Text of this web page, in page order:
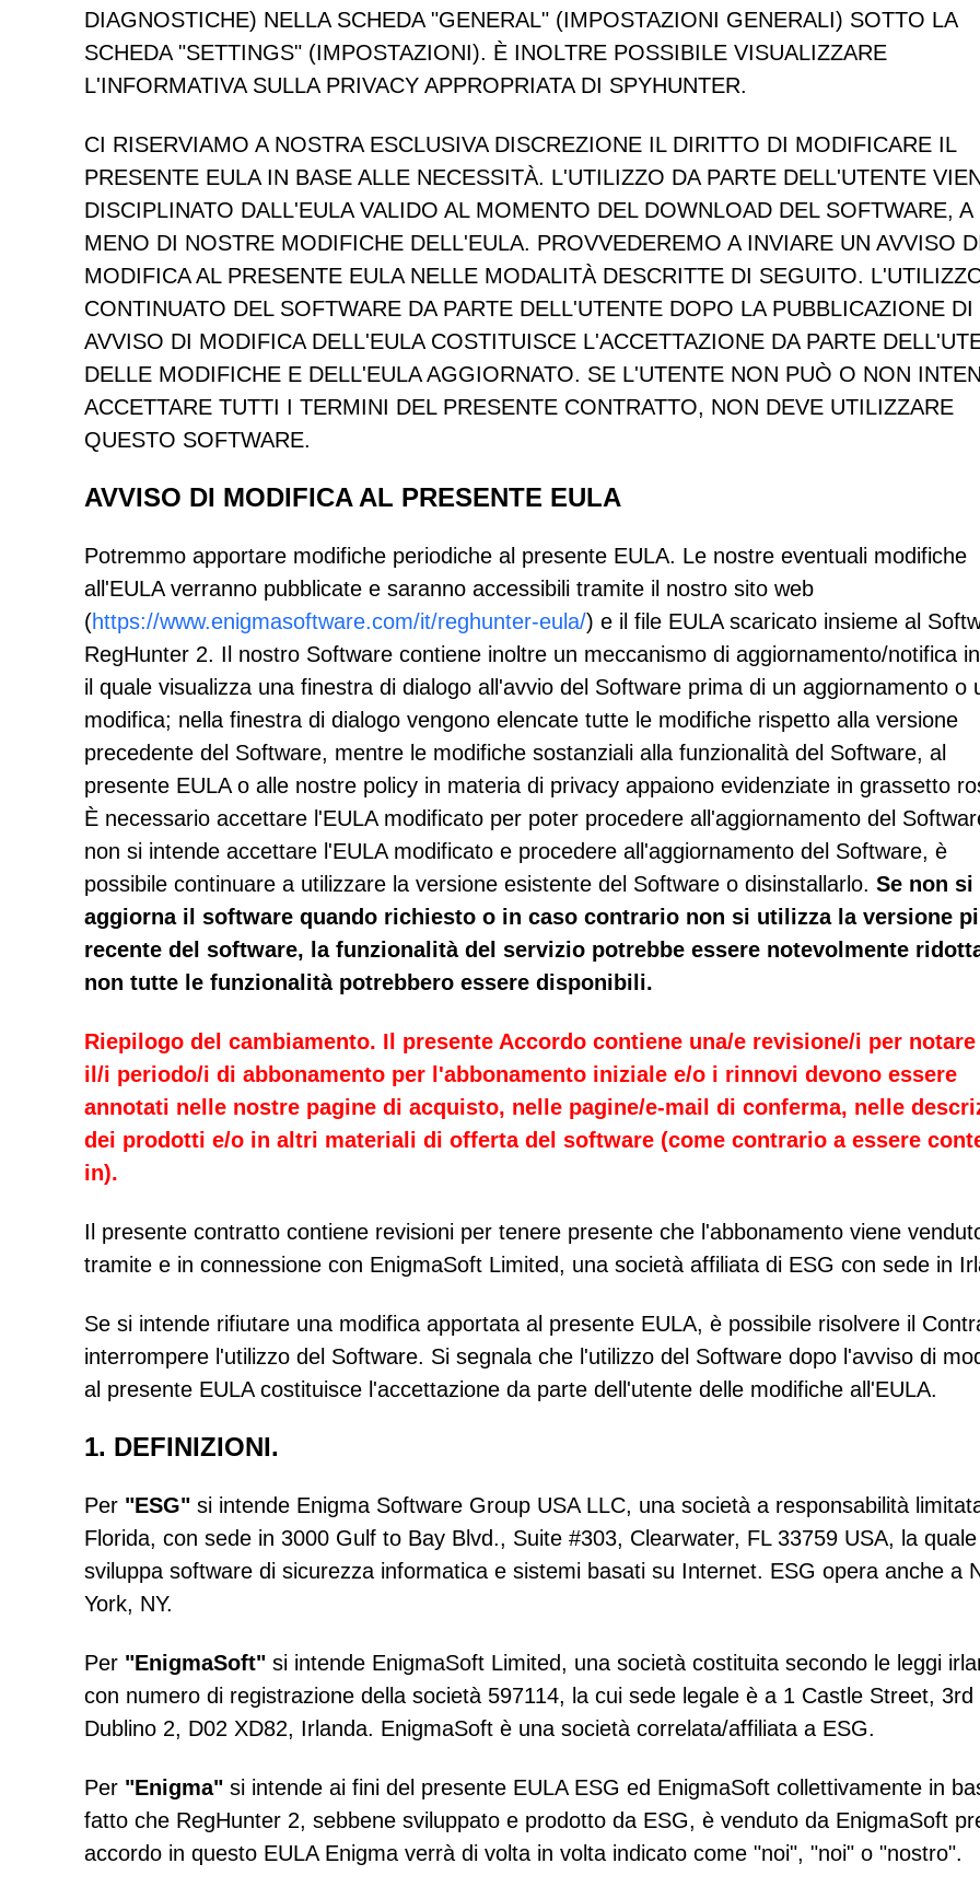
DIAGNOSTICHE) NELLA SCHEDA "GENERAL" (IMPOSTAZIONI GENERALI) SOTTO LA
SCHEDA "SETTINGS" (IMPOSTAZIONI). È INOLTRE POSSIBILE VISUALIZZARE
L'INFORMATIVA SULLA PRIVACY APPROPRIATA DI SPYHUNTER.
CI RISERVIAMO A NOSTRA ESCLUSIVA DISCREZIONE IL DIRITTO DI MODIFICARE IL
PRESENTE EULA IN BASE ALLE NECESSITÀ. L'UTILIZZO DA PARTE DELL'UTENTE
DISCIPLINATO DALL'EULA VALIDO AL MOMENTO DEL DOWNLOAD DEL SOFTWARE, A
MENO DI NOSTRE MODIFICHE DELL'EULA. PROVVEDEREMO A INVIARE UN AVVISO
MODIFICA AL PRESENTE EULA NELLE MODALITÀ DESCRITTE DI SEGUITO.
CONTINUATO DEL SOFTWARE DA PARTE DELL'UTENTE DOPO LA PUBBLICAZIONE DI
AVVISO DI MODIFICA DELL'EULA COSTITUISCE L'ACCETTAZIONE DA PARTE
DELLE MODIFICHE E DELL'EULA AGGIORNATO. SE L'UTENTE NON PUÒ O NON
ACCETTARE TUTTI I TERMINI DEL PRESENTE CONTRATTO, NON DEVE UTILIZZARE
QUESTO SOFTWARE.
AVVISO DI MODIFICA AL PRESENTE EULA
Potremmo apportare modifiche periodiche al presente EULA. Le nostre eventuali modifiche
all'EULA verranno pubblicate e saranno accessibili tramite il nostro sito web
(https://www.enigmasoftware.com/it/reghunter-eula/) e il file EULA scaricato insieme al
RegHunter 2. Il nostro Software contiene inoltre un meccanismo di aggiornamento/notifica
il quale visualizza una finestra di dialogo all'avvio del Software prima di un aggiornamento o
modifica; nella finestra di dialogo vengono elencate tutte le modifiche rispetto alla versione
precedente del Software, mentre le modifiche sostanziali alla funzionalità del Software, al
presente EULA o alle nostre policy in materia di privacy appaiono evidenziate in grassetto
È necessario accettare l'EULA modificato per poter procedere all'aggiornamento del
non si intende accettare l'EULA modificato e procedere all'aggiornamento del Software, è
possibile continuare a utilizzare la versione esistente del Software o disinstallarlo. Se non si
aggiorna il software quando richiesto o in caso contrario non si utilizza la versione
recente del software, la funzionalità del servizio potrebbe essere notevolmente
non tutte le funzionalità potrebbero essere disponibili.
Riepilogo del cambiamento. Il presente Accordo contiene una/e revisione/i per notare
il/i periodo/i di abbonamento per l'abbonamento iniziale e/o i rinnovi devono essere
annotati nelle nostre pagine di acquisto, nelle pagine/e-mail di conferma, nelle
dei prodotti e/o in altri materiali di offerta del software (come contrario a essere
in).
Il presente contratto contiene revisioni per tenere presente che l'abbonamento viene
tramite e in connessione con EnigmaSoft Limited, una società affiliata di ESG con sede in
Se si intende rifiutare una modifica apportata al presente EULA, è possibile risolvere il
interrompere l'utilizzo del Software. Si segnala che l'utilizzo del Software dopo l'avviso di
al presente EULA costituisce l'accettazione da parte dell'utente delle modifiche all'EULA.
1. DEFINIZIONI.
Per "ESG" si intende Enigma Software Group USA LLC, una società a responsabilità
Florida, con sede in 3000 Gulf to Bay Blvd., Suite #303, Clearwater, FL 33759 USA, la quale
sviluppa software di sicurezza informatica e sistemi basati su Internet. ESG opera anche a
York, NY.
Per "EnigmaSoft" si intende EnigmaSoft Limited, una società costituita secondo le leggi
con numero di registrazione della società 597114, la cui sede legale è a 1 Castle Street, 3rd
Dublino 2, D02 XD82, Irlanda. EnigmaSoft è una società correlata/affiliata a ESG.
Per "Enigma" si intende ai fini del presente EULA ESG ed EnigmaSoft collettivamente in
fatto che RegHunter 2, sebbene sviluppato e prodotto da ESG, è venduto da EnigmaSoft
accordo in questo EULA Enigma verrà di volta in volta indicato come "noi", "noi" o "nostro".